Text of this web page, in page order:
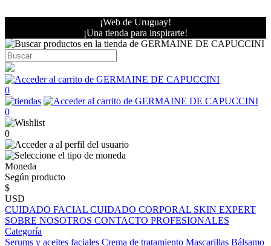
¡Web de Uruguay!
¡Una tienda para inspirarte!
0
0
0
Moneda
Según producto
$
USD
CUIDADO FACIAL CUIDADO CORPORAL SKIN EXPERT
SOBRE NOSOTROS CONTACTO PROFESIONALES
Categoría
Serums y aceites faciales Crema de tratamiento Mascarillas Bálsamo